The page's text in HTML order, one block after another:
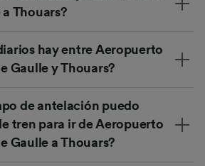
Thouars?
hay entre Aeropuerto
Gaulle y Thouars?
de antelación puedo
tren para ir de Aeropuerto
Gaulle a Thouars?